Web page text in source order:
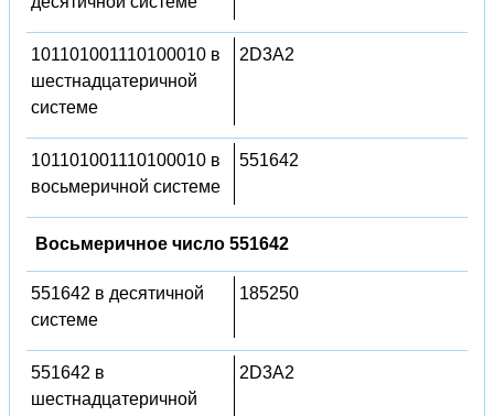
101101001110100010 в
шестнадцатеричной
системе
2D3A2
101101001110100010 в
восьмеричной системе
551642
Восьмеричное число 551642
551642 в десятичной
системе
185250
551642 в
шестнадцатеричной
2D3A2